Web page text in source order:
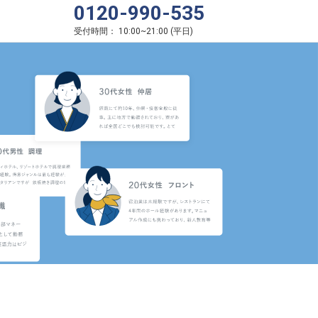
0120-990-535
受付時間： 10:00~21:00 (平日 )